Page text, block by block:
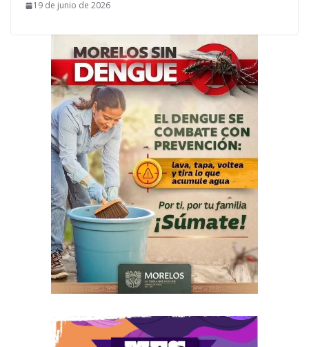
19 de junio de 2026